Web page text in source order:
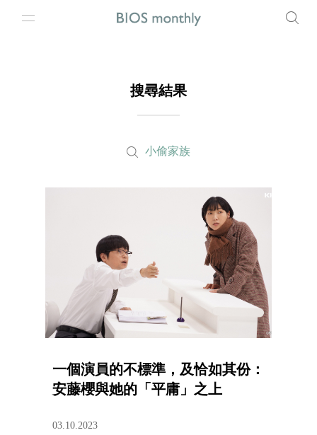
搜尋結果
小偷家族
一個演員的不標準，及恰如其份：
安藤櫻與她的「平庸」之上
03.10.2023